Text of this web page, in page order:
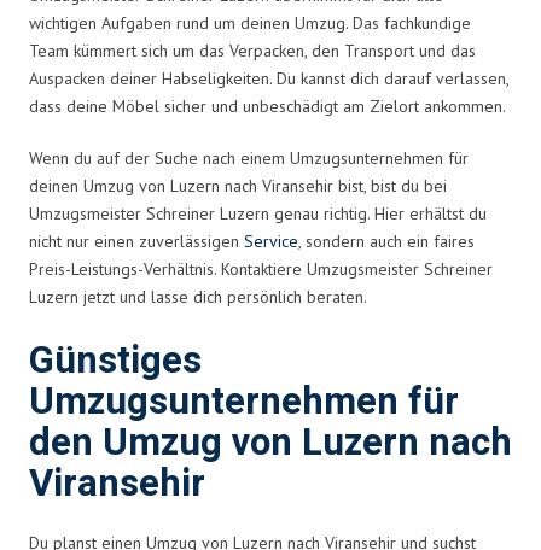
wichtigen Aufgaben rund um deinen Umzug. Das fachkundige
Team kümmert sich um das Verpacken, den Transport und das
Auspacken deiner Habseligkeiten. Du kannst dich darauf verlassen,
dass deine Möbel sicher und unbeschädigt am Zielort ankommen.
Wenn du auf der Suche nach einem Umzugsunternehmen für
deinen Umzug von Luzern nach Viransehir bist, bist du bei
Umzugsmeister Schreiner Luzern genau richtig. Hier erhältst du
nicht nur einen zuverlässigen Service, sondern auch ein faires
Preis-Leistungs-Verhältnis. Kontaktiere Umzugsmeister Schreiner
Luzern jetzt und lasse dich persönlich beraten.
Günstiges
Umzugsunternehmen für
den Umzug von Luzern nach
Viransehir
Du planst einen Umzug von Luzern nach Viransehir und suchst